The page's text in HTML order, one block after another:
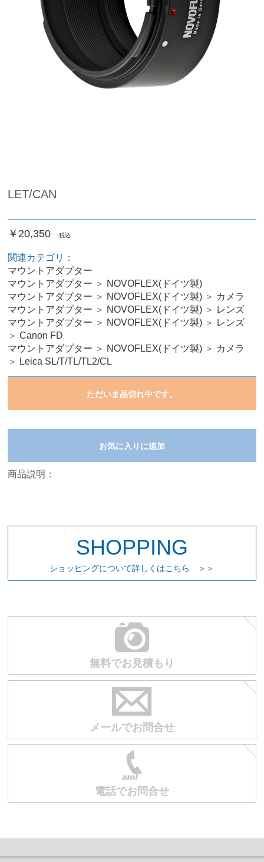
LET/CAN
￥20,350 税込
関連カテゴリ：
マウントアダプター
マウントアダプター ＞ NOVOFLEX(ドイツ製)
マウントアダプター ＞ NOVOFLEX(ドイツ製) ＞ カメラ
マウントアダプター ＞ NOVOFLEX(ドイツ製) ＞ レンズ
マウントアダプター ＞ NOVOFLEX(ドイツ製) ＞ レンズ
＞ Canon FD
マウントアダプター ＞ NOVOFLEX(ドイツ製) ＞ カメラ
＞
Leica SL/T/TL/TL2/CL
ただいま品切れ中です。
お買い物を続ける カートへ進む
お気に入りに追加
商品説明：
SHOPPING
ショッピングについて詳しくはこちら ＞＞
無料でお見積もり
メールでお問合せ
電話でお問合せ